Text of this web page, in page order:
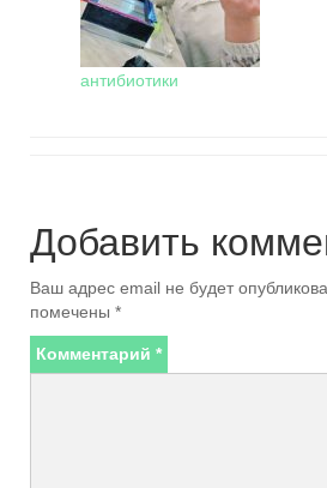
антибиотики
Добавить
Ваш адрес email не будет
помечены *
Комментарий *